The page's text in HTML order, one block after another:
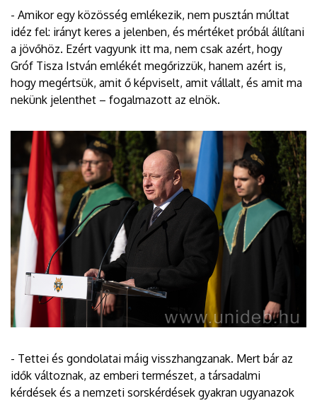
- Amikor egy közösség emlékezik, nem pusztán múltat
idéz fel: irányt keres a jelenben, és mértéket próbál állítani
a jövőhöz. Ezért vagyunk itt ma, nem csak azért, hogy
Gróf Tisza István emlékét megőrizzük, hanem azért is,
hogy megértsük, amit ő képviselt, amit vállalt, és amit ma
nekünk jelenthet – fogalmazott az elnök.
- Tettei és gondolatai máig visszhangzanak. Mert bár az
idők változnak, az emberi természet, a társadalmi
kérdések és a nemzeti sorskérdések gyakran ugyanazok